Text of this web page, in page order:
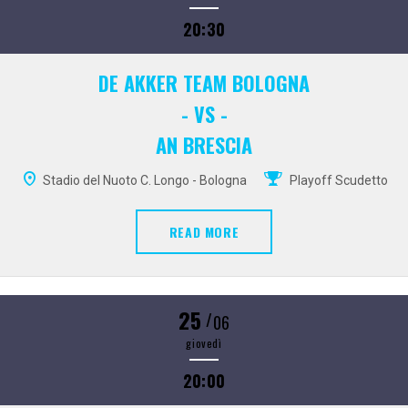
20:30
DE AKKER TEAM BOLOGNA
- VS -
AN BRESCIA
Stadio del Nuoto C. Longo - Bologna Playoff Scudetto
READ MORE
25 /06
giovedì
20:00